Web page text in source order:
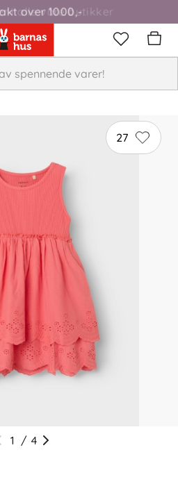
over 1000,-
27
1 / 4